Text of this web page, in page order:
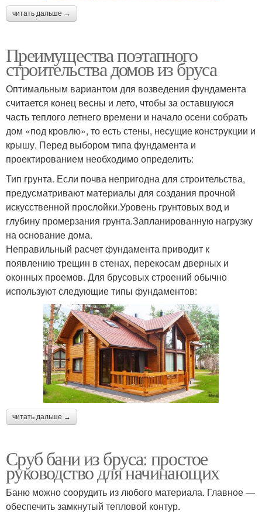
читать дальше →
Преимущества поэтапного
строительства домов из бруса
Оптимальным вариантом для возведения фундамента
считается конец весны и лето, чтобы за оставшуюся
часть теплого летнего времени и начало осени собрать
дом «под кровлю», то есть стены, несущие конструкции и
крышу. Перед выбором типа фундамента и
проектированием необходимо определить:
Тип грунта. Если почва непригодна для строительства,
предусматривают материалы для создания прочной
искусственной прослойки.Уровень грунтовых вод и
глубину промерзания грунта.Запланированную нагрузку
на основание дома.
Неправильный расчет фундамента приводит к
появлению трещин в стенах, перекосам дверных и
оконных проемов. Для брусовых строений обычно
используют следующие типы фундаментов:
читать дальше →
Сруб бани из бруса: простое
руководство для начинающих
Баню можно соорудить из любого материала. Главное —
обеспечить замкнутый тепловой контур.